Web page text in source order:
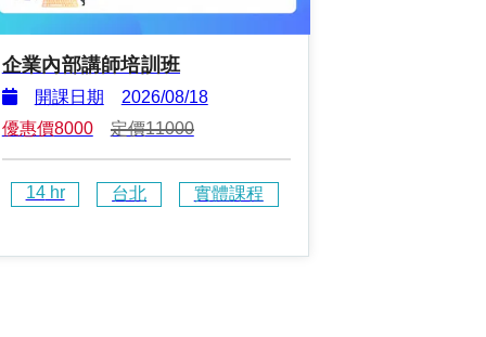
企業內部講師培訓班
開課日期
2026/08/18
優惠價8000 定價11000
14 hr 台北 實體課程